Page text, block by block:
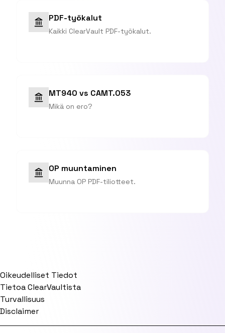
PDF-työkalut
Kaikki ClearVault PDF-työkalut.
MT940 vs CAMT.053
Mikä on ero?
OP muuntaminen
Muunna OP PDF-tiliotteet.
Oikeudelliset Tiedot
Tietoa ClearVaultista
Turvallisuus
Disclaimer